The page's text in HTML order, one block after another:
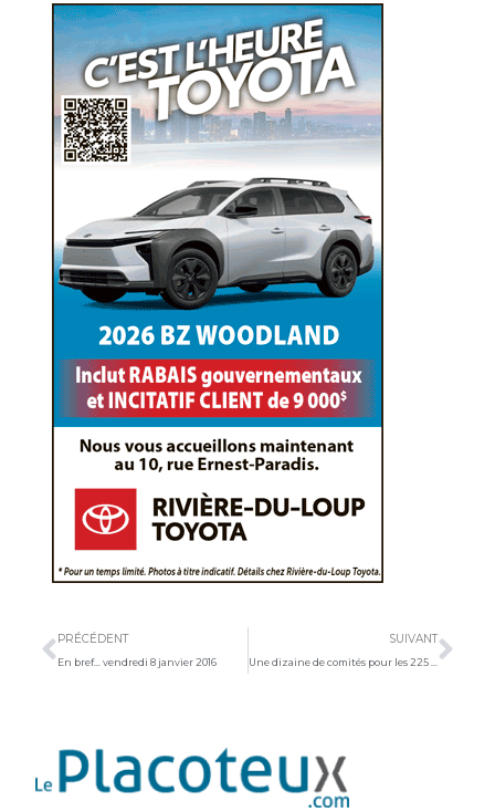
PRÉCÉDENT
En bref… vendredi 8 janvier 2016
SUIVANT
Une dizaine de comités pour les 225 chandelles à Saint-André